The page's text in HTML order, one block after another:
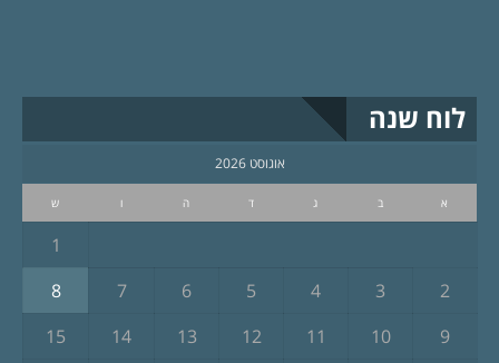
לוח שנה
אוגוסט 2026
א ב ג ד ה ו ש
1
2
3
4
5
6
7
8
9
10
11
12
13
14
15